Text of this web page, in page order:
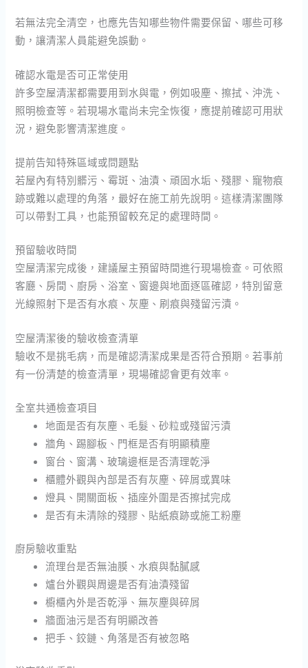
若無法完全清空，也應先告知哪些物件需要保留、哪些可移
動，讓清潔人員能避免誤動。
確認水電是否可正常使用
許多空屋清潔都需要用到水與電，例如吸塵、擦拭、沖洗、
照明檢查等。若現場水電尚未完全恢復，應提前確認可用狀
況，避免影響清潔進度。
提前告知特殊區域或問題點
若屋內有特別髒污、霉斑、油漬、頑固水垢、殘膠、寵物痕
跡或難以處理的角落，最好在施工前先說明。這樣清潔團隊
可以帶對工具，也能預留較充足的處理時間。
預留驗收時間
空屋清潔完成後，建議屋主預留時間進行現場檢查。可依照
客廳、房間、廚房、浴室、窗邊與地面逐區確認，特別留意
光線照射下是否有水痕、灰塵、刷痕與殘留污漬。
空屋清潔後的驗收檢查清單
驗收不是挑毛病，而是確認清潔成果是否符合預期。若事前
有一份清楚的檢查清單，現場確認會更有效率。
全室共通檢查項目
地面是否有灰塵、毛髮、砂粒或殘留污漬
牆角、踢腳板、門框是否有明顯積塵
窗台、窗溝、玻璃邊框是否清理乾淨
櫃體外觀與內部是否有灰塵、碎屑或異味
燈具、開關面板、插座外圍是否擦拭完成
是否有未清除的殘膠、貼紙痕跡或施工粉塵
廚房驗收重點
流理台是否無油膜、水痕與黏膩感
爐台外觀與周邊是否有油漬殘留
櫥櫃內外是否乾淨、無灰塵與碎屑
牆面油污是否有明顯改善
把手、鉸鏈、角落是否有被忽略